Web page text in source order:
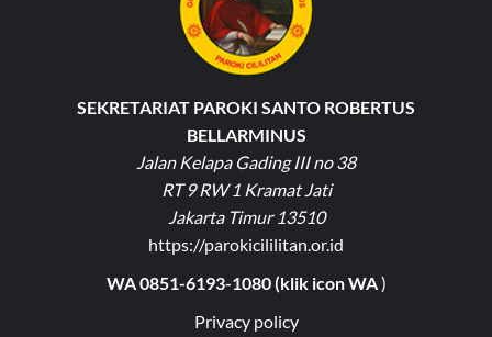
SEKRETARIAT PAROKI SANTO ROBERTUS
BELLARMINUS
Jalan Kelapa Gading III no 38
RT 9 RW 1 Kramat Jati
Jakarta Timur 13510
https://parokicililitan.or.id
WA 0851-6193-1080 (klik icon WA)
Privacy policy